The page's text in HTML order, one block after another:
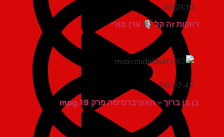
00:01:10
רווקות זה קל 🎙️ ערן מורי
00:02:42
בן בן ברוך – האוניברסיטה פרק 19.mpg